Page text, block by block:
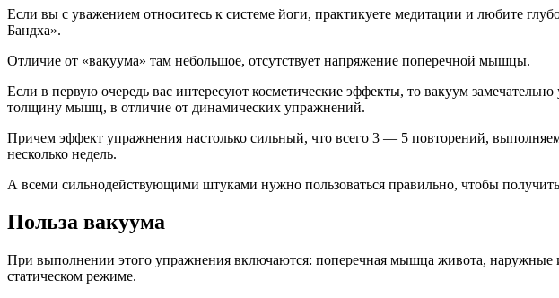
Если вы с уважением относитесь к системе йоги, практикуете медитации и любите
Бандха».
Отличие от «вакуума» там небольшое, отсутствует напряжение поперечной мышцы.
Если в первую очередь вас интересуют косметические эффекты, то вакуум
толщину мышц, в отличие от динамических упражнений.
Причем эффект упражнения настолько сильный, что всего 3 — 5 повторений,
несколько недель.
А всеми сильнодействующими штуками нужно пользоваться правильно, чтобы
Польза вакуума
При выполнении этого упражнения включаются: поперечная мышца живота,
статическом режиме.